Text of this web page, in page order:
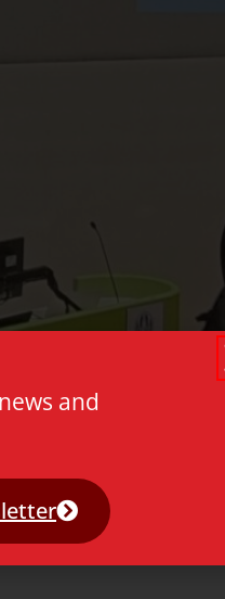
Prof. Dr. Joris
de vraag (en
Press is
and